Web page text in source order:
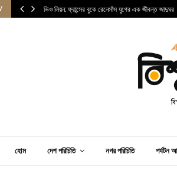
ভিও লিয়ন: ফ্রান্সের বুকে রেনেসাঁস যুগের এক জীবন্ত জাদুঘর
হোম দেশ পরিচিতি নগর পরিচিতি পর্যটন